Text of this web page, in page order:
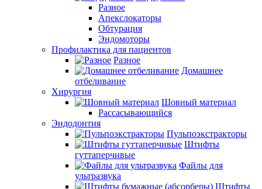
Разное
Апекслокаторы
Обтурация
Эндомоторы
Профилактика для пациентов
Разное
Домашнее
отбеливание
Хирургия
Шовный материал
Рассасывающийся
Эндодонтия
Пульпоэкстракторы
Штифты
гуттаперчивые
Файлы для
ультразвука
Штифты